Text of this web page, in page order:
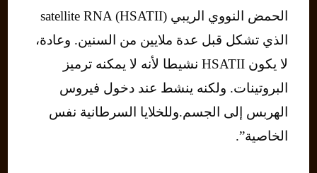
الحمض النووي الريبي (satellite RNA (HSATII
الذي تشكل قبل عدة ملايين من السنين. وعادة،
لا يكون HSATII نشيطا لأنه لا يمكنه ترميز
البروتينات. ولكنه ينشط عند دخول فيروس
الهربس إلى الجسم.وللخلايا السرطانية نفس
الخاصية”.